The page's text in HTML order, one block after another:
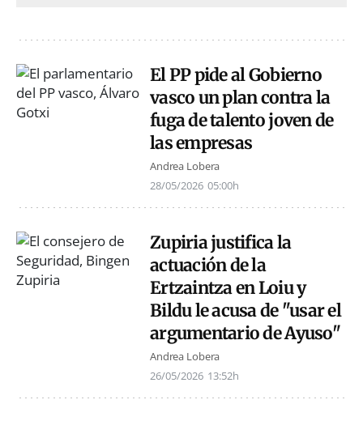
El PP pide al Gobierno
vasco un plan contra la
fuga de talento joven de
las empresas
Andrea Lobera
28/05/2026 05:00h
Zupiria justifica la
actuación de la
Ertzaintza en Loiu y
Bildu le acusa de "usar el
argumentario de Ayuso"
Andrea Lobera
26/05/2026 13:52h